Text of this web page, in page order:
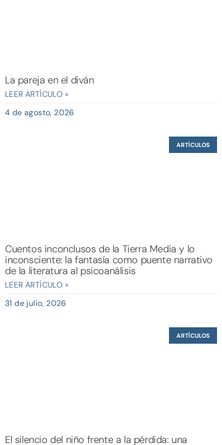
La pareja en el diván
LEER ARTÍCULO »
4 de agosto, 2026
ARTÍCULOS
Cuentos inconclusos de la Tierra Media y lo
inconsciente: la fantasía como puente narrativo
de la literatura al psicoanálisis
LEER ARTÍCULO »
31 de julio, 2026
ARTÍCULOS
El silencio del niño frente a la pérdida: una